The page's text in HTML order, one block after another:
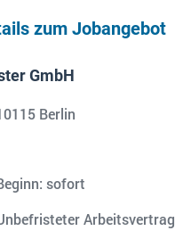
zum Jobangebot
GmbH
Berlin
sofort
Arbeitsvertrag